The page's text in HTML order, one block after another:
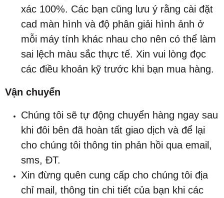
xác 100%. Các bạn cũng lưu ý rằng cài đặt
cad màn hình và độ phân giải hình ảnh ở
mỗi máy tính khác nhau cho nên có thể làm
sai lệch màu sắc thực tế. Xin vui lòng đọc
các điều khoản kỹ trước khi bạn mua hàng.
Vận chuyển
Chúng tôi sẽ tự động chuyển hàng ngay sau
khi đôi bên đã hoàn tất giao dịch và để lại
cho chúng tôi thông tin phản hồi qua email,
sms, ĐT.
Xin đừng quên cung cấp cho chúng tôi địa
chỉ mail, thông tin chi tiết của bạn khi các